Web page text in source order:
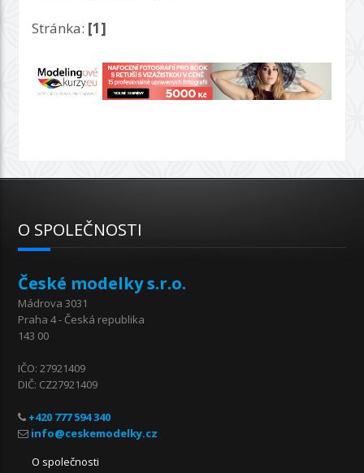
Stránka: [1]
O SPOLEČNOSTI
České modelky s.r.o.
Mádrova 3031
Praha 4 - Česká republika
143 00
IČO: 27921409
DIČ: CZ27921409
+420 777 594 340
O společnosti